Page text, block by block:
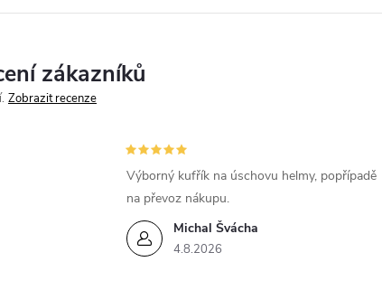
í
k
y
v
zákazníků
Zobrazit recenze
Michal Švácha
4.8.2026
Výborný kufřík na úschovu helmy, popřípadě
na převoz nákupu.